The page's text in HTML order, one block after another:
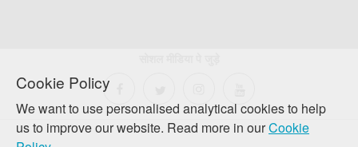
Cookie Policy
We want to use personalised analytical cookies to help
us to improve our website. Read more in ourCookie